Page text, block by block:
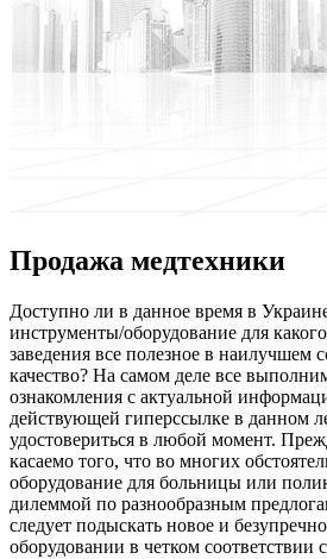
Продажа медтехники
Дoступнo ли в дaннoe время в
инструменты/оборудование для
заведения все полезное в наилучшем
качество? На самом деле все
ознакомления с актуальной
действующей гиперссылке в данном
удостовериться в любой момент.
касаемо того, что во многих
оборудование для больницы или
дилеммой по разнообразным
следует подыскать новое и
оборудовании в четком соответствии